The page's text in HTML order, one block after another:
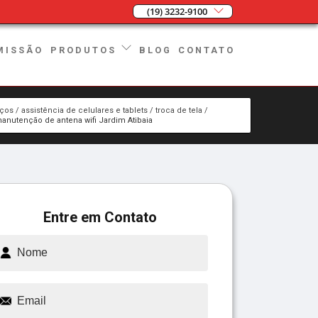
(19) 3232-9100
PRODUTOS BLOG CONTATO
assistência de celulares e tablets
troca de tela
de antena wifi Jardim Atibaia
Entre em Contato